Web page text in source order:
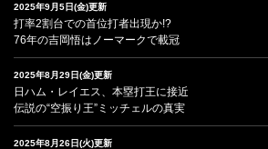
2025年9月5日(金)更新
打率2割台での首位打者出現か!?
76年の吉岡悟はノーマークで載冠
2025年8月29日(金)更新
日ハム・レイエス、本塁打王に接近
伝説の“空振り王”ミッチェルの真実
2025年8月26日(火)更新